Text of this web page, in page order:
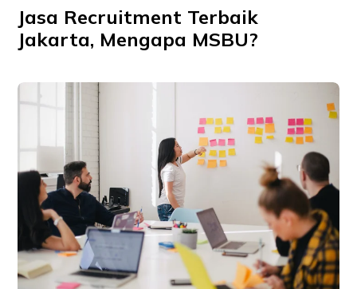
Jasa Recruitment Terbaik
Jakarta, Mengapa MSBU?